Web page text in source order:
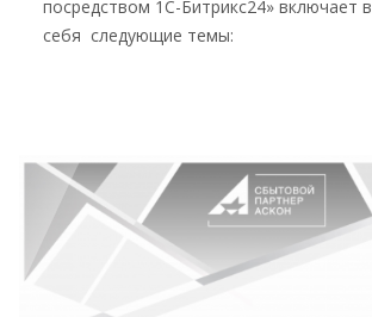
посредством 1С-Битрикс24» включает в
себя следующие темы: